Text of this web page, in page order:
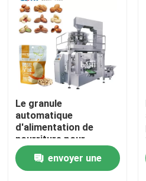
Machine de
Machine de remplissage
Machine de remplissage
Accessoires de machine à
Le granule
automatique
d'alimentation de
nourriture pour
poissons d'aliment
pour animaux familiers
de Doypack tiennent la
envoyer une